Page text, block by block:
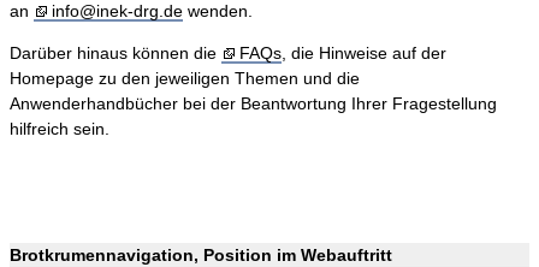
an
info@inek-drg.de wenden.
Darüber hinaus können die FAQs, die Hinweise auf der
Homepage zu den jeweiligen Themen und die
Anwenderhandbücher bei der Beantwortung Ihrer Fragestellung
hilfreich sein.
Brotkrumennavigation, Position im Webauftritt